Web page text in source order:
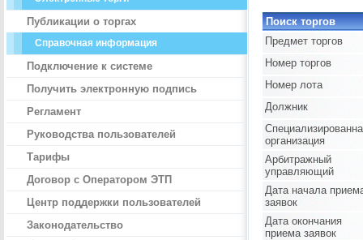
Публикации о торгах
Справочная информация
Подключение к системе
Получить электронную подпись
Регламент
Руководства пользователей
Тарифы
Договор с Оператором ЭТП
Центр поддержки пользователей
Законодательство
Поиск торгов
Предмет торгов
Номер торгов
Номер лота
Должник
организация
Арбитражный
управляющий
Дата начала
заявок
Дата окончания
приема заявок